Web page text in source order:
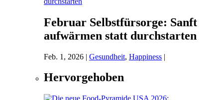
Februar Selbstfürsorge: Sanft
aufwärmen statt durchstarten
Feb. 1, 2026 | Gesundheit, Happiness |
Hervorgehoben